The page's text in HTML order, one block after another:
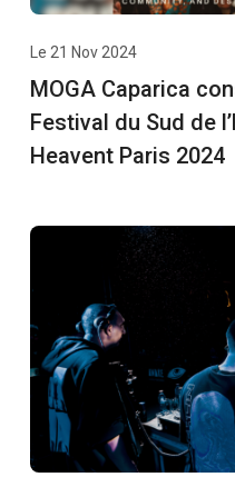
Le 21 Nov 2024
MOGA Caparica
Festival du Sud de
Heavent Paris 2024